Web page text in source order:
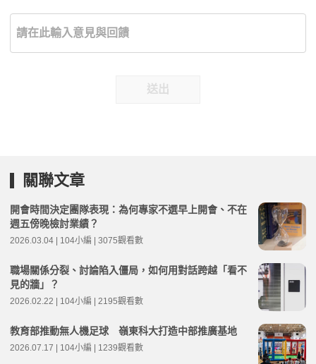
送出
關聯文章
開會時間決定團隊表現：為何專家不選早上開會、不在
週五傍晚檢討業績？
2026.03.04 | 104小編 | 3075觀看數
職場關係分裂、討論陷入僵局，如何用對話跨越「看不
見的牆」？
2026.02.22 | 104小編 | 2195觀看數
教育部推動無人機足球 嶺東科大打造中部推廣基地
2026.07.17 | 104小編 | 1239觀看數